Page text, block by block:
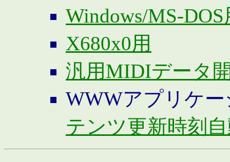
Windows/MS-DOS
X680x0用
汎用MIDIデータ
WWWアプリケ
テンツ更新時刻